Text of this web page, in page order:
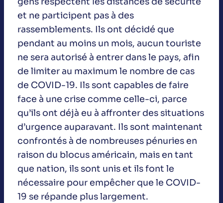
et ne participent pas à des
rassemblements. Ils ont décidé que
pendant au moins un mois, aucun touriste
ne sera autorisé à entrer dans le pays, afin
de limiter au maximum le nombre de cas
de COVID-19. Ils sont capables de faire
face à une crise comme celle-ci, parce
qu’ils ont déjà eu à affronter des situations
d’urgence auparavant. Ils sont maintenant
confrontés à de nombreuses pénuries en
raison du blocus américain, mais en tant
que nation, ils sont unis et ils font le
nécessaire pour empêcher que le COVID-
19 se répande plus largement.